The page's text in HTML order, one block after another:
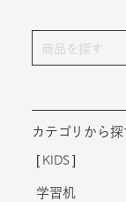
カテゴリから探
KIDS
学習机